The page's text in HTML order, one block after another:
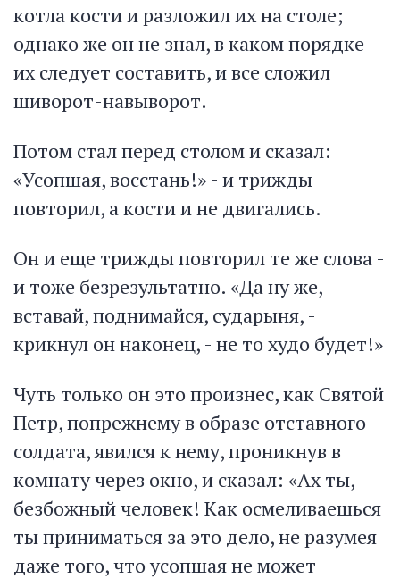
котла кости и разложил их на столе;
однако же он не знал, в каком порядке
их следует составить, и все сложил
шиворот-навыворот.
Потом стал перед столом и сказал:
«Усопшая, восстань!» - и трижды
повторил, а кости и не двигались.
Он и еще трижды повторил те же слова -
и тоже безрезультатно. «Да ну же,
вставай, поднимайся, сударыня, -
крикнул он наконец, - не то худо будет!»
Чуть только он это произнес, как Святой
Петр, попрежнему в образе отставного
солдата, явился к нему, проникнув в
комнату через окно, и сказал: «Ах ты,
безбожный человек! Как осмеливаешься
ты приниматься за это дело, не разумея
даже того, что усопшая не может